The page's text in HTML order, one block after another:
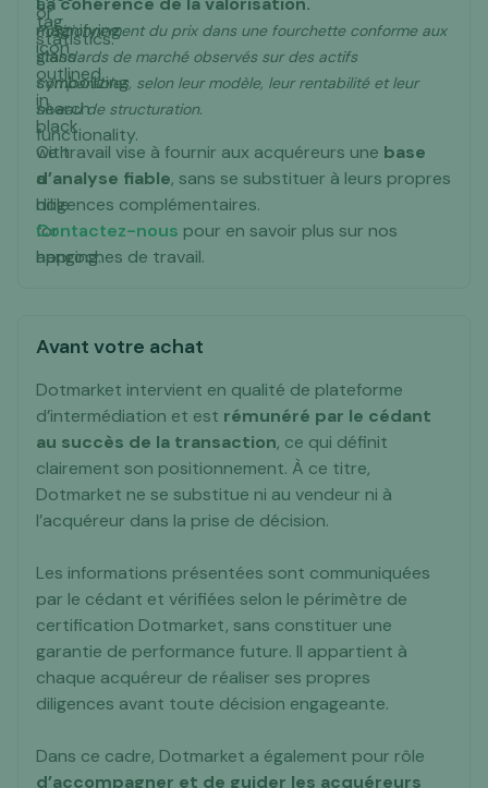
Positionnement du prix dans une fourchette conforme aux
standards de marché observés sur des actifs
comparables, selon leur modèle, leur rentabilité et leur
niveau de structuration.
Ce travail vise à fournir aux acquéreurs une base
d’analyse fiable, sans se substituer à leurs propres
diligences complémentaires.
Contactez-nous pour en savoir plus sur nos
approches de travail.
Avant votre achat
Dotmarket intervient en qualité de plateforme
d’intermédiation et est rémunéré par le cédant
au succès de la transaction, ce qui définit
clairement son positionnement. À ce titre,
Dotmarket ne se substitue ni au vendeur ni à
l’acquéreur dans la prise de décision.
Les informations présentées sont communiquées
par le cédant et vérifiées selon le périmètre de
certification Dotmarket, sans constituer une
garantie de performance future. Il appartient à
chaque acquéreur de réaliser ses propres
diligences avant toute décision engageante.
Dans ce cadre, Dotmarket a également pour rôle
d’accompagner et de guider les acquéreurs